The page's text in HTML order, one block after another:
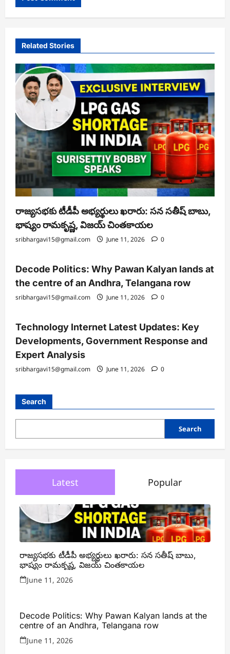
Related Stories
రాజ్యసభకు టీడీపీ అభ్యర్థులు ఖరారు: సన సతీష్ బాబు,
భాష్యం రామకృష్ణ, విజయ్ చింతకాయల
sribhargavi15@gmail.com June 11, 2026 0
Decode Politics: Why Pawan Kalyan lands at
the centre of an Andhra, Telangana row
sribhargavi15@gmail.com June 11, 2026 0
Technology Internet Latest Updates: Key
Developments, Government Response and
Expert Analysis
sribhargavi15@gmail.com June 11, 2026 0
Search
Search
Latest Popular
రాజ్యసభకు టీడీపీ అభ్యర్థులు ఖరారు: సన సతీష్ బాబు,
భాష్యం రామకృష్ణ, విజయ్ చింతకాయల
June 11, 2026
Decode Politics: Why Pawan Kalyan lands at the
centre of an Andhra, Telangana row
June 11, 2026